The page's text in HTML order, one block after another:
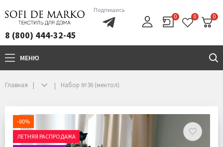
8 (800) 444-32-45
Подпишись
0 0 0
МЕНЮ
Главная Набор №36 (ментол)
-80%
ЛЕТНЯЯ РАСПРОДАЖА